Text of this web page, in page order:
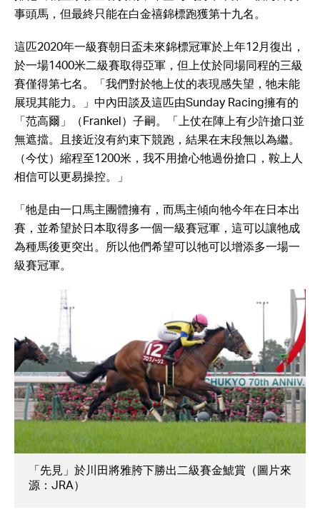
事頭馬，但最終只能在白金禧錦標跑獲第十九名。
這匹2020年一級賽朝日盃未來錦標冠軍於上年12月復出，
於一場1400米二級賽取得亞軍，但上仗於同場同程的三級
賽僅得第七名。「我們對於牠上仗的表現感失望，牠未能
展現其能力。」中內田談及這匹由Sunday Racing擁有的
「范高爾」（Frankel）子嗣。「上仗在陣上有少許搶口並
無遮擋。且接近沒有約束下競跑，結果在末段無以為繼。
（今仗）縮程至1200米，我不用搶心牠過份搶口，鞍上人
相信可以更易操控。」
「牠是由一口馬主團體擁有，而馬主傾向牠今年在日本出
賽，並希望於日本取得多一個一級賽冠軍，這可以讓牠成
為種馬後更突出。所以他們希望可以牠可以增添多一場一
級賽冠軍。
「先見」於川田將雅胯下勝出二級賽金鯱賞（圖片來
源：JRA）